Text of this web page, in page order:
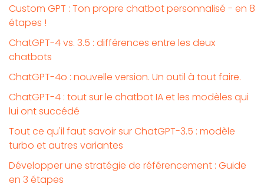
Custom GPT : Ton propre chatbot personnalisé - en 8
étapes !
ChatGPT-4 vs. 3.5 : différences entre les deux
chatbots
ChatGPT-4o : nouvelle version. Un outil à tout faire.
ChatGPT-4 : tout sur le chatbot IA et les modèles qui
lui ont succédé
Tout ce qu'il faut savoir sur ChatGPT-3.5 : modèle
turbo et autres variantes
Développer une stratégie de référencement : Guide
en 3 étapes